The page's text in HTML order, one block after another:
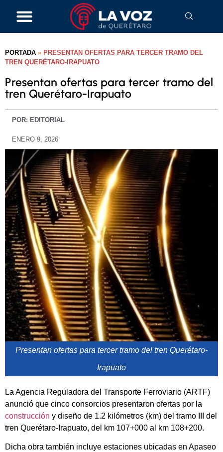
PORTADA » PRESENTAN OFERTAS PARA TERCER TRAMO DEL
TREN QUERÉTARO-IRAPUATO
Presentan ofertas para tercer tramo del
tren Querétaro-Irapuato
POR: EDITORIAL
ENERO 9, 2026
Presentan ofertas para tercer tramo del tren Querétaro-
Irapuato
La Agencia Reguladora del Transporte Ferroviario (ARTF)
anunció que cinco consorcios presentaron ofertas por la
construcción y diseño de 1.2 kilómetros (km) del tramo III del
tren Querétaro-Irapuato, del km 107+000 al km 108+200.
Dicha obra también incluye estaciones ubicadas en Apaseo